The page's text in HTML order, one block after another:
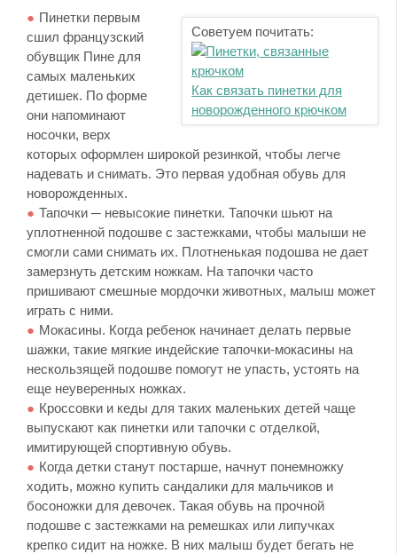
Советуем почитать:
Как связать пинетки для
новорожденного крючком
Пинетки первым
сшил французский
обувщик Пине для
самых маленьких
детишек. По форме
они напоминают
носочки, верх
которых оформлен широкой резинкой, чтобы легче
надевать и снимать. Это первая удобная обувь для
новорожденных.
Тапочки ─ невысокие пинетки. Тапочки шьют на
уплотненной подошве с застежками, чтобы малыши не
смогли сами снимать их. Плотненькая подошва не дает
замерзнуть детским ножкам. На тапочки часто
пришивают смешные мордочки животных, малыш может
играть с ними.
Мокасины. Когда ребенок начинает делать первые
шажки, такие мягкие индейские тапочки-мокасины на
нескользящей подошве помогут не упасть, устоять на
еще неуверенных ножках.
Кроссовки и кеды для таких маленьких детей чаще
выпускают как пинетки или тапочки с отделкой,
имитирующей спортивную обувь.
Когда детки станут постарше, начнут понемножку
ходить, можно купить сандалики для мальчиков и
босоножки для девочек. Такая обувь на прочной
подошве с застежками на ремешках или липучках
крепко сидит на ножке. В них малыш будет бегать не